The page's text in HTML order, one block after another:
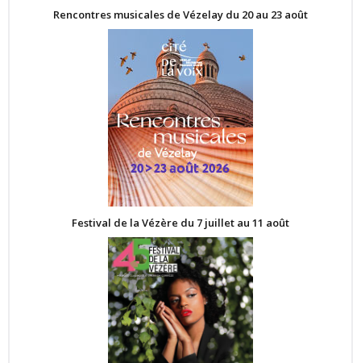
Rencontres musicales de Vézelay du 20 au 23 août
Festival de la Vézère du 7 juillet au 11 août